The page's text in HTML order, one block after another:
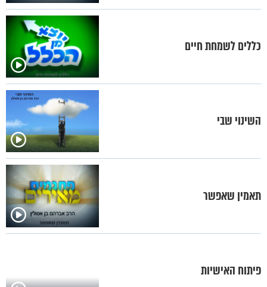
כללים לשמחת חיים
השינוי שבי
תאמין שאפשר
פיתוח האישיות